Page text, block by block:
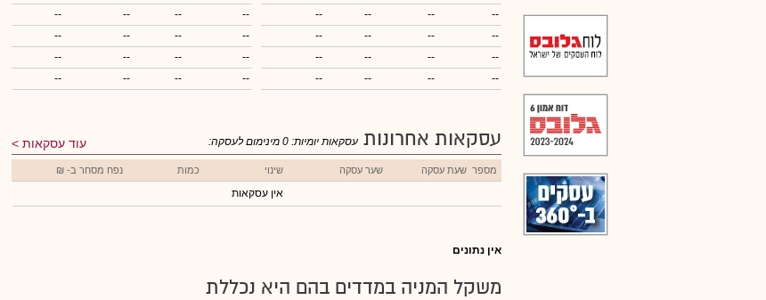
--
--
--
--
--
--
--
--
--
--
--
--
--
--
--
--
--
--
--
--
--
--
--
--
--
--
--
--
--
--
--
--
עסקאות אחרונות עוד עסקאות עסקאות יומיות: 0 מינימום לעסקה:
מספר שעת עסקה שער עסקה שינוי כמות נפח מסחר ב- ₪
אין עסקאות
אין נתונים
משקל המניה במדדים בהם היא נכללת